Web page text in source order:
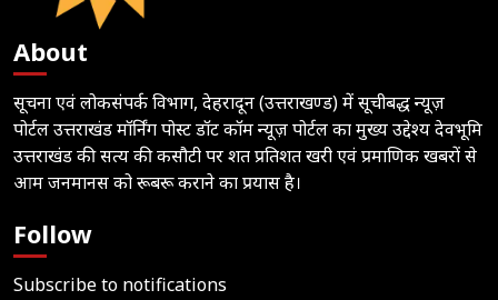
About
सूचना एवं लोकसंपर्क विभाग, देहरादून (उत्तराखण्ड) में सूचीबद्ध न्यूज़
पोर्टल उत्तराखंड मॉर्निंग पोस्ट डॉट कॉम न्यूज़ पोर्टल का मुख्य उद्देश्य देवभूमि
उत्तराखंड की सत्य की कसौटी पर शत प्रतिशत खरी एवं प्रमाणिक खबरों से
आम जनमानस को रूबरू कराने का प्रयास है।
Follow
Subscribe to notifications